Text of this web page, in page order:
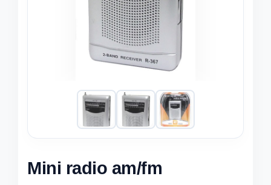
Mini radio am/fm